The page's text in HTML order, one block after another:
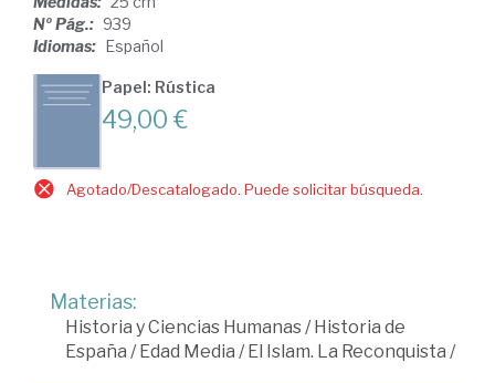
Nº Pág.: 939
Idiomas: Español
Papel: Rústica
49,00 €
Agotado/Descatalogado. Puede solicitar búsqueda.
Materias:
Historia y Ciencias Humanas/ Historia de
España / Edad Media / El Islam. La Reconquista /